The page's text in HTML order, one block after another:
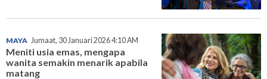
MAYA Jumaat, 30 Januari 2026 4:10 AM
Meniti usia emas, mengapa
wanita semakin menarik apabila
matang